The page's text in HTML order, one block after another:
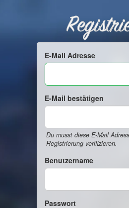
E-Mail Adresse
E-Mail bestätigen
Du musst diese E-Mail
Registrierung verifizieren.
Benutzername
Passwort